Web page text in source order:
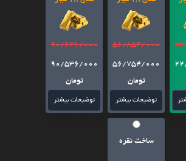
56/854/000
56/754/000
تومان
توضیحات بیشتر
90/636/000
90/536/000
تومان
توضیحات بیشتر
ساخت نقره